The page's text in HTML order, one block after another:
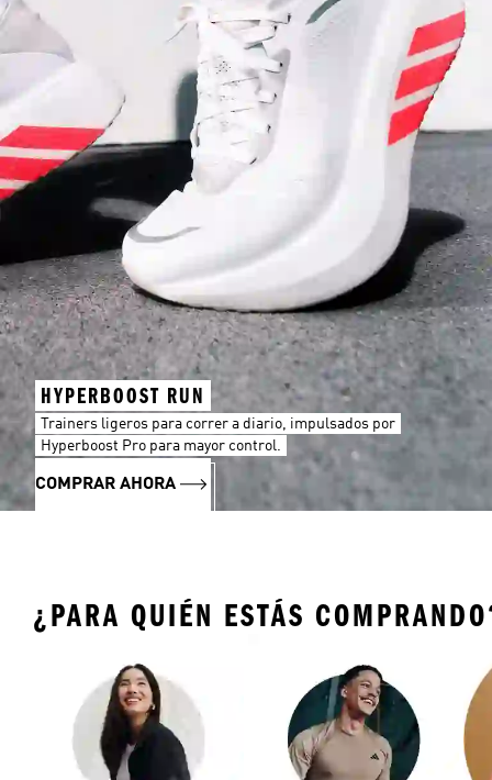
HYPERBOOST RUN
Trainers ligeros para correr a diario, impulsados por
Hyperboost Pro para mayor control.
COMPRAR AHORA
¿PARA QUIÉN ESTÁS